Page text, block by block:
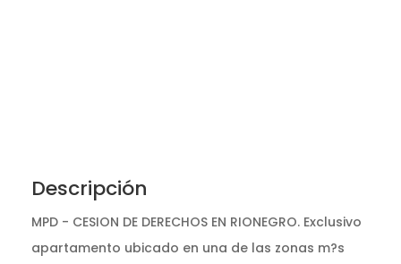
Descripción
MPD - CESION DE DERECHOS EN RIONEGRO. Exclusivo
apartamento ubicado en una de las zonas m?s